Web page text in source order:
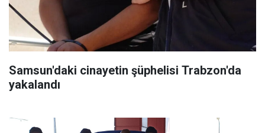
Samsun'daki cinayetin şüphelisi Trabzon'da
yakalandı